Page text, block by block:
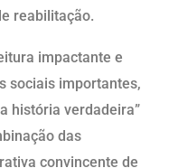
reabilitação.
impactante e
sociais importantes,
história verdadeira”
das
convincente de